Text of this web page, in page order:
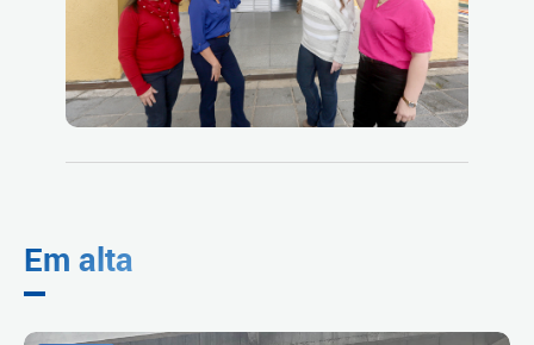
Em alta